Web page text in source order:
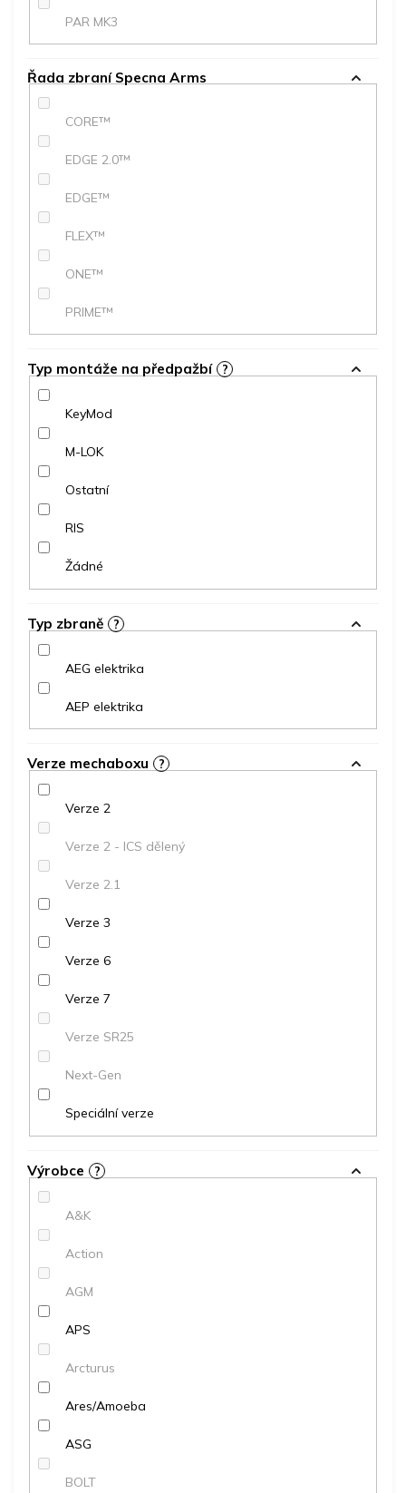
PAR MK3
Řada zbraní Specna Arms
CORE™
EDGE 2.0™
EDGE™
FLEX™
ONE™
PRIME™
Typ montáže na předpažbí ?
KeyMod
M-LOK
Ostatní
RIS
Žádné
Typ zbraně ?
AEG elektrika
AEP elektrika
Verze mechaboxu ?
Verze 2
Verze 2 - ICS dělený
Verze 2.1
Verze 3
Verze 6
Verze 7
Verze SR25
Next-Gen
Speciální verze
Výrobce ?
A&K
Action
AGM
APS
Arcturus
Ares/Amoeba
ASG
BOLT